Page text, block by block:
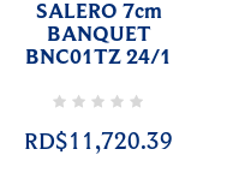
SALERO 7cm
BANQUET
BNC01TZ 24/1
RD$11,720.39